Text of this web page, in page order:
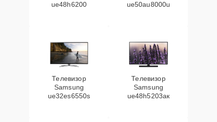
ue48h6200
ue50au8000u
Телевизор
Samsung
ue32es6550s
Телевизор
Samsung
ue48h5203aк